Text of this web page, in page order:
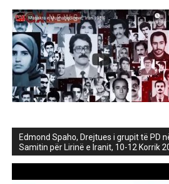
Edmond Spaho, Drejtues i grupit të PD
Samitin për Lirinë e Iranit, 10-12 Korrik